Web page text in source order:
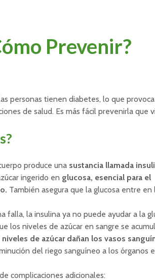
Prevenir?
personas tienen diabetes, lo que
de salud. Es más fácil prevenirla que
produce una sustancia llamada
ingerido en glucosa, esencial para el
También asegura que la glucosa entre en
falla, la insulina ya no puede ayudar a la
los niveles de azúcar en sangre se
de azúcar dañan los vasos
del riego sanguíneo a los órganos
complicaciones adicionales: